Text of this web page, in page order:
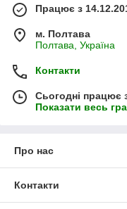
Працює з
м. Полтава
Полтава, Україна
Контакти
Сьогодні працює
Показати весь
Про нас
Контакти